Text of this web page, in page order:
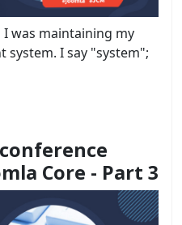
was maintaining my
system. I say "system";
Core - Part 3